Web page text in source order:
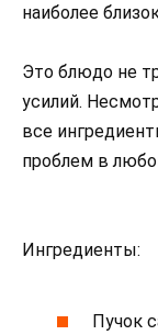
наиболее
Это блюдо не
усилий.
все
проблем в
Ингредиенты:
Пучок